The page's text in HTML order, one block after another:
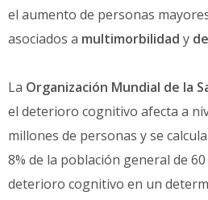
el aumento de personas
asociados a multimorbilidad y
La Organización Mundial de la
el deterioro cognitivo afecta a
millones de personas y se
8% de la población general de
deterioro cognitivo en un